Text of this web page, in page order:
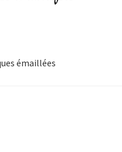
émaillées